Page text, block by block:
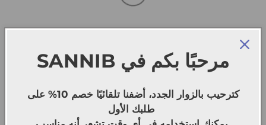
SANNIB
كترحيب بالزوار الجدد، أضفنا تلقائيًا خصم 10% على